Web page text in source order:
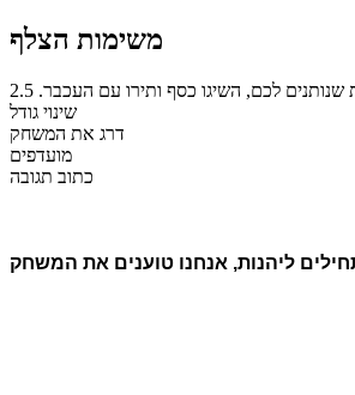
משימות הצלף
לכם, השיגו כסף ותירו עם העכבר. 2.5
שינוי גודל
דרג את המשחק
מועדפים
כתוב תגובה
ליהנות, אנחנו טוענים את המשחק